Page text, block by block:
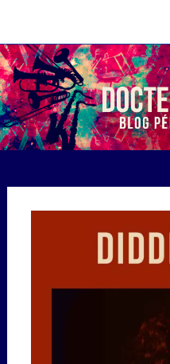
content